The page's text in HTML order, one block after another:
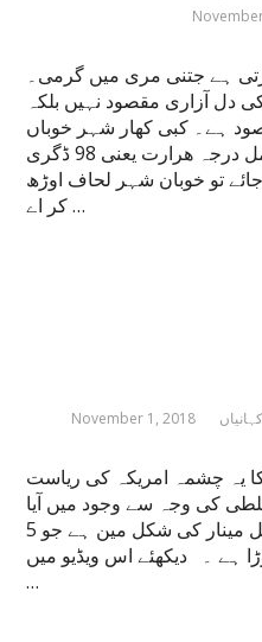
ہے جتنی مری میں گرمی۔
آزاری مقصود نہیں بلکہ
ہے۔ کبی کھار شہر خوباں
کا درجہ حرارت جسم کے نارمل درجہ ھرارت یعنی 98 ڈگری
تو خوبان شہر لحاف اوڑھ
کر اے …
November 1, 2018 کہانیاں
کا یہ چشمہ امریکہ کی ریاست
کی وجہ سے وجود میں آیا
۔ یہ مختلف رنگوں پر مشتمل مینار کی شکل مین ہے جو 5
12 فٹ چوڑا ہے ۔ دیکھئے اس ویڈیو میں
…